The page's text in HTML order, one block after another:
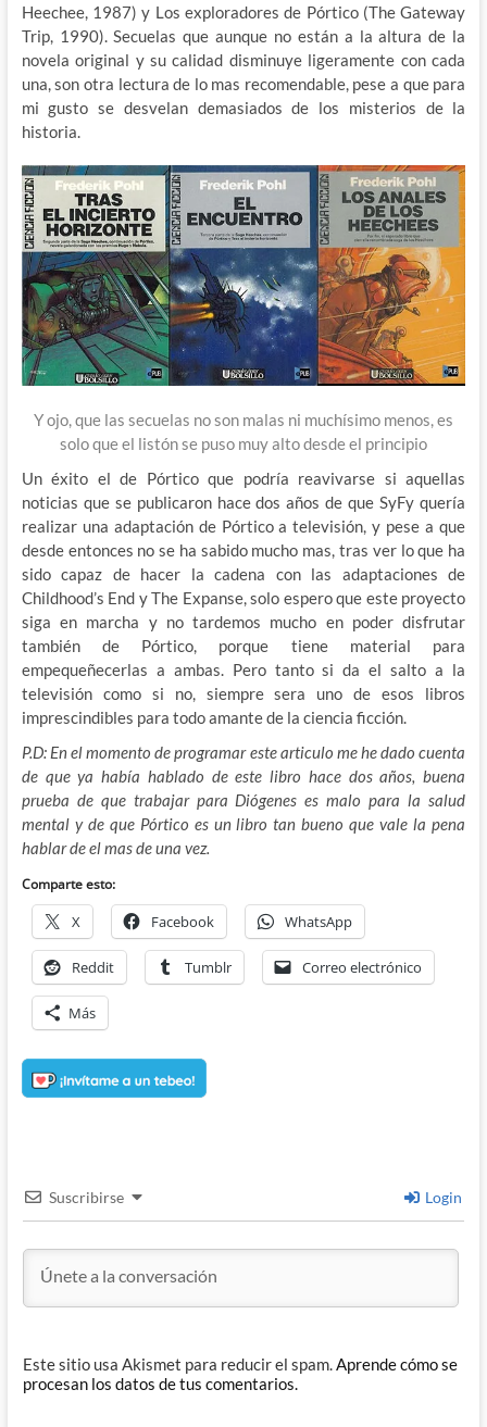
Heechee, 1987) y Los exploradores de Pórtico (The Gateway
Trip, 1990). Secuelas que aunque no están a la altura de la
novela original y su calidad disminuye ligeramente con cada
una, son otra lectura de lo mas recomendable, pese a que para
mi gusto se desvelan demasiados de los misterios de la
historia.
Y ojo, que las secuelas no son malas ni muchísimo menos, es
solo que el listón se puso muy alto desde el principio
Un éxito el de Pórtico que podría reavivarse si aquellas
noticias que se publicaron hace dos años de que SyFy quería
realizar una adaptación de Pórtico a televisión, y pese a que
desde entonces no se ha sabido mucho mas, tras ver lo que ha
sido capaz de hacer la cadena con las adaptaciones de
Childhood’s End y The Expanse, solo espero que este proyecto
siga en marcha y no tardemos mucho en poder disfrutar
también de Pórtico, porque tiene material para
empequeñecerlas a ambas. Pero tanto si da el salto a la
televisión como si no, siempre sera uno de esos libros
imprescindibles para todo amante de la ciencia ficción.
P.D: En el momento de programar este articulo me he dado cuenta
de que ya había hablado de este libro hace dos años, buena
prueba de que trabajar para Diógenes es malo para la salud
mental y de que Pórtico es un libro tan bueno que vale la pena
hablar de el mas de una vez.
Comparte esto:
X Facebook WhatsApp
Reddit Tumblr Correo electrónico
Más
Suscribirse Login
Este sitio usa Akismet para reducir el spam. Aprende cómo se
procesan los datos de tus comentarios.